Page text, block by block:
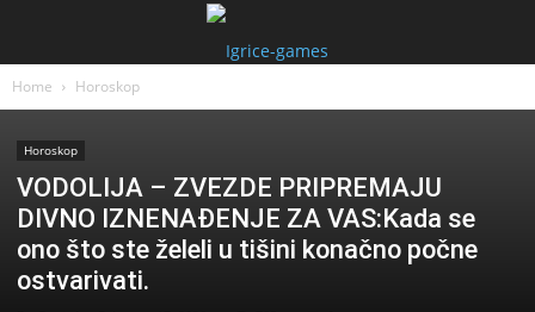
Home Horoskop
Horoskop
VODOLIJA – ZVEZDE PRIPREMAJU
DIVNO IZNENAĐENJE ZA VAS:Kada se
ono što ste želeli u tišini konačno počne
ostvarivati.